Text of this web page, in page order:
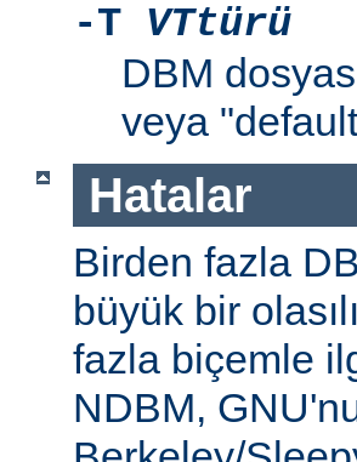
-T VTtürü
DBM
veya
Hatalar
Birden fazla
büyük bir
fazla biçemle
NDBM,